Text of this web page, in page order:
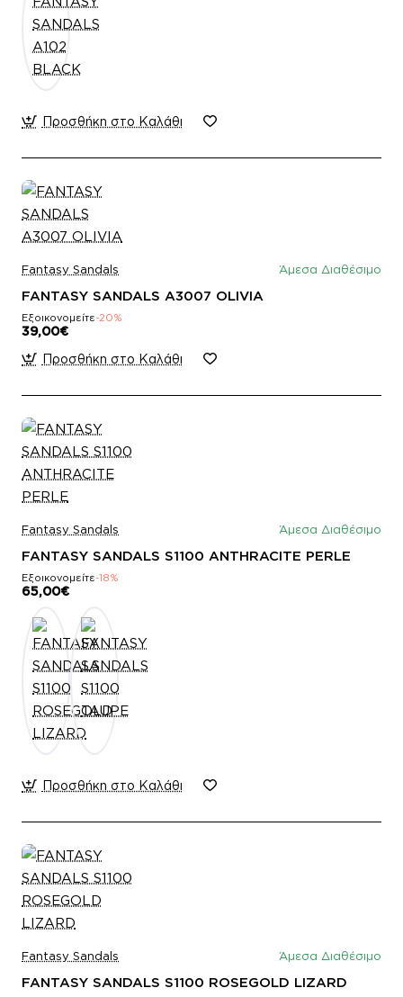
Προσθήκη στο Καλάθι
Fantasy Sandals Άμεσα Διαθέσιμο
FANTASY SANDALS A3007 OLIVIA
Εξοικονομείτε-20%
39,00€
Προσθήκη στο Καλάθι
Fantasy Sandals Άμεσα Διαθέσιμο
FANTASY SANDALS S1100 ANTHRACITE PERLE
Εξοικονομείτε-18%
65,00€
Προσθήκη στο Καλάθι
Fantasy Sandals Άμεσα Διαθέσιμο
FANTASY SANDALS S1100 ROSEGOLD LIZARD